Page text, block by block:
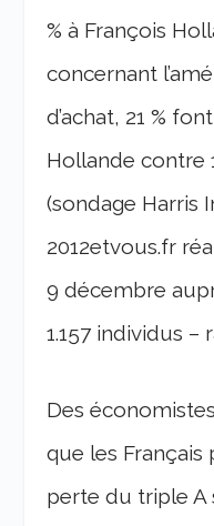
% à François
concernant
d’achat, 21 %
Hollande contre
(sondage Harris
2012etvous.fr
9 décembre
1.157 individus –
Des
que les
perte du triple A